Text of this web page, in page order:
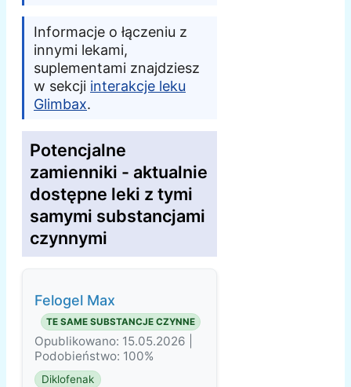
Informacje o łączeniu z
innymi lekami,
suplementami znajdziesz
w sekcji interakcje leku
Glimbax.
Potencjalne
zamienniki - aktualnie
dostępne leki z tymi
samymi substancjami
czynnymi
Felogel Мax
TE SAME SUBSTANCJE CZYNNE
Opublikowano: 15.05.2026 |
Podobieństwo: 100%
Diklofenak